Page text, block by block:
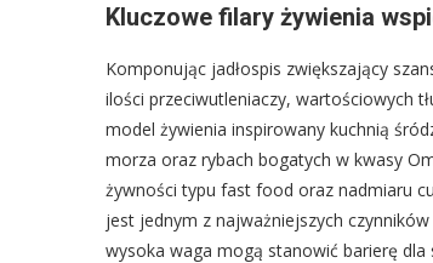
Kluczowe filary żywienia
Komponując jadłospis zwiększający
ilości przeciwutleniaczy, wartościowych
model żywienia inspirowany kuchnią
morza oraz rybach bogatych w kwasy
żywności typu fast food oraz nadmiaru
jest jednym z najważniejszych
wysoka waga mogą stanowić barierę